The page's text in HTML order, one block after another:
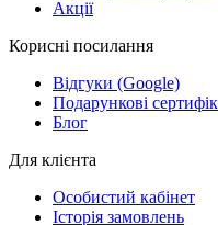
Акції
Корисні посилання
Відгуки (Google)
Подарункові
Блог
Для клієнта
Особистий кабінет
Історія замовлень